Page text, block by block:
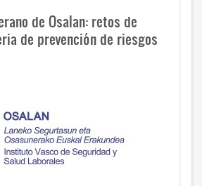
de Osalan: retos de
de prevención de riesgos